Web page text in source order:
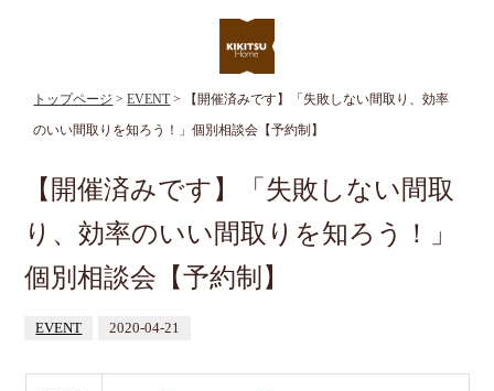
トップページ >EVENT> 【開催済みです】「失敗しない間取り、効率
のいい間取りを知ろう！」個別相談会【予約制】
【開催済みです】「失敗しない間取
り、効率のいい間取りを知ろう！」
個別相談会【予約制】
EVENT 2020-04-21